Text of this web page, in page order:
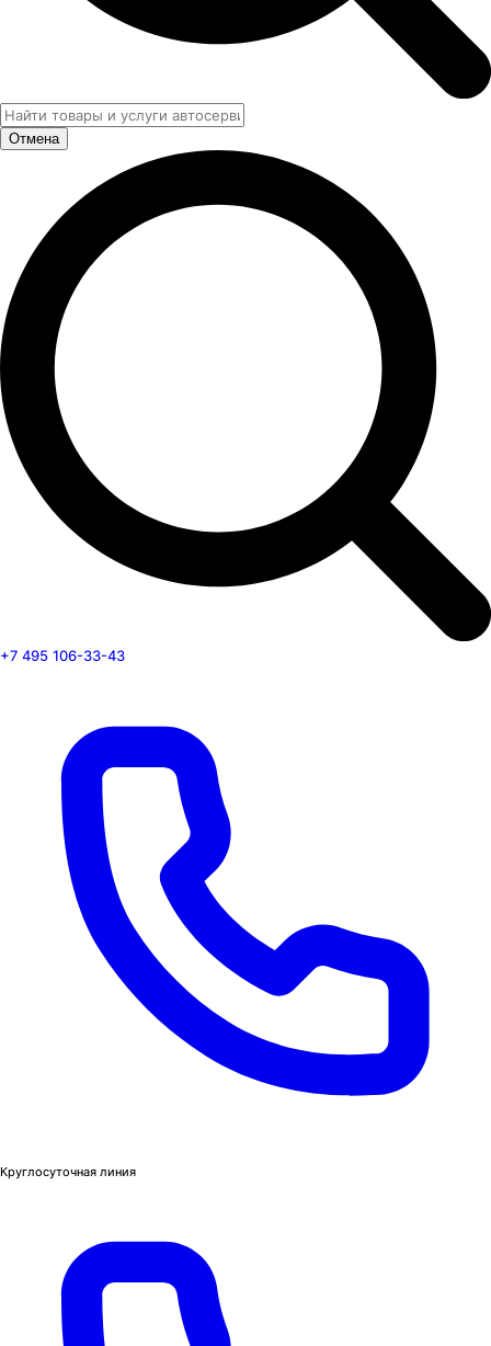
Отмена
+7 495 106-33-43
Круглосуточная линия